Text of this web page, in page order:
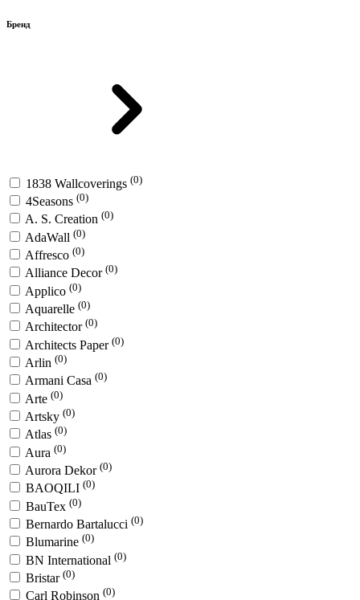
Бренд
1838 Wallcoverings (0)
4Seasons (0)
A. S. Creation (0)
AdaWall (0)
Affresco (0)
Alliance Decor (0)
Applico (0)
Aquarelle (0)
Architector (0)
Architects Paper (0)
Arlin (0)
Armani Casa (0)
Arte (0)
Artsky (0)
Atlas (0)
Aura (0)
Aurora Dekor (0)
BAOQILI (0)
BauTex (0)
Bernardo Bartalucci (0)
Blumarine (0)
BN International (0)
Bristar (0)
Carl Robinson (0)